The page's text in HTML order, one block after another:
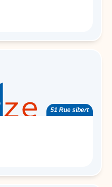
51 Rue sibert